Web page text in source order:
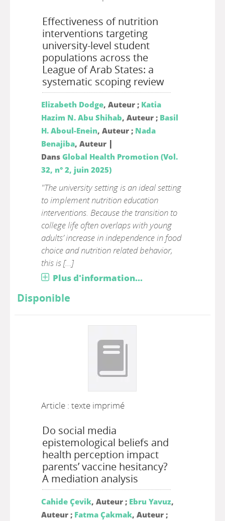
Effectiveness of nutrition
interventions targeting
university-level student
populations across the
League of Arab States: a
systematic scoping review
Elizabeth Dodge, Auteur ; Katia
Hazim N. Abu Shihab, Auteur ; Basil
H. Aboul-Enein, Auteur ; Nada
Benajiba, Auteur |
Dans Global Health Promotion (Vol.
32, n° 2, juin 2025)
"The university setting is an ideal setting
to implement nutrition education
interventions. Because the transition to
college life often overlaps with young
adults’ increase in independence in food
choice and nutrition related behavior,
this is [...]
Plus d'information...
Disponible
Article : texte imprimé
Do social media
epistemological beliefs and
health perception impact
parents’ vaccine hesitancy?
A mediation analysis
Cahide Çevik, Auteur ; Ebru Yavuz,
Auteur ; Fatma Çakmak, Auteur ;